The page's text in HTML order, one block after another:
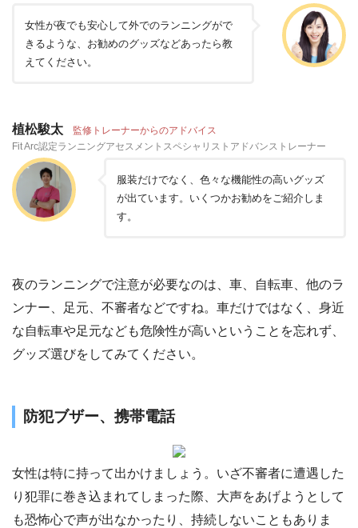
女性が夜でも安心して外でのランニングがで
きるような、お勧めのグッズなどあったら教
えてください。
植松駿太 監修トレーナーからのアドバイス
Fit Arc認定ランニングアセスメントスペシャリストアドバンストレーナー
服装だけでなく、色々な機能性の高いグッズ
が出ています。いくつかお勧めをご紹介しま
す。
夜のランニングで注意が必要なのは、車、自転車、他のラ
ンナー、足元、不審者などですね。車だけではなく、身近
な自転車や足元なども危険性が高いということを忘れず、
グッズ選びをしてみてください。
防犯ブザー、携帯電話
女性は特に持って出かけましょう。いざ不審者に遭遇した
り犯罪に巻き込まれてしまった際、大声をあげようとして
も恐怖心で声が出なかったり、持続しないこともありま